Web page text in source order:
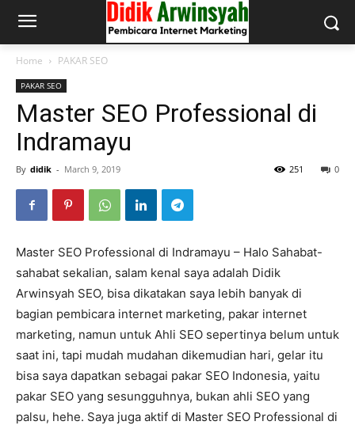
Home PAKAR SEO
PAKAR SEO
Master SEO Professional di
Indramayu
By didik - March 9, 2019 0
251
Master SEO Professional di Indramayu – Halo Sahabat-
sahabat sekalian, salam kenal saya adalah Didik
Arwinsyah SEO, bisa dikatakan saya lebih banyak di
bagian pembicara internet marketing, pakar internet
marketing, namun untuk Ahli SEO sepertinya belum untuk
saat ini, tapi mudah mudahan dikemudian hari, gelar itu
bisa saya dapatkan sebagai pakar SEO Indonesia, yaitu
pakar SEO yang sesungguhnya, bukan ahli SEO yang
palsu, hehe. Saya juga aktif di Master SEO Professional di